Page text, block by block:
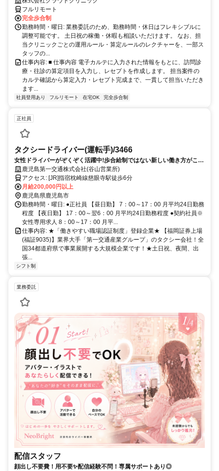
フルリモート
完全歩合制
勤務時間・曜日: 業務委託のため、勤務時間・休日はフレキシブルに
調整可能です。 土日祝の稼働・休暇も相談いただけます。 なお、担
当クリニックごとの運用ルール・算定ルールのレクチャーを、一部ス
タッフの...
仕事内容: ■ 仕事内容 電子カルテに入力された情報をもとに、訪問診
療・往診の算定項目を入力し、レセプトを作成します。 担当案件の
カルテ確認から算定入力・レセプト完成まで、一貫して担当いただき
ます...
社員登用あり フルリモート 在宅OK 完全歩合制
正社員
タクシードライバー(運転手)/3466
女性ドライバーがぞくぞく活躍中!歩合給制ではない新しい働き方がここ
にあります!【安心の研修制度】やる気があれば大丈夫！経験問わず大歓
迎！
鹿児島第一交通株式会社(谷山営業所)
アクセス: [JR]指宿枕崎線慈眼寺駅徒歩6分
月給200,000円以上
鹿児島県鹿児島市
勤務時間・曜日: ●正社員 【昼日勤】 7：00～17：00 月平均24日勤務
程度 【夜日勤】 17：00～翌6：00 月平均24日勤務程度 ●契約社員※
女性専用求人 8：00～17：00 月平...
仕事内容: ★「働きやすい職場認証制度」登録企業★ 【福岡証券上場
(福証9035)】業界大手「第一交通産業グループ」のタクシー会社！全
国34都道府県で事業展開する大規模企業です！★土日祝、夜間、出
張...
シフト制
業務委託
配信スタッフ
顔出し不要費！用不要✨配信経験不問！専属サポートあり◎